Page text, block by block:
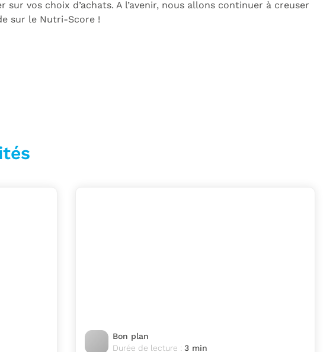
vos choix d’achats. A l’avenir, nous allons continuer à creuser
sur le Nutri-Score !
Bon plan
Durée de lecture :3 min